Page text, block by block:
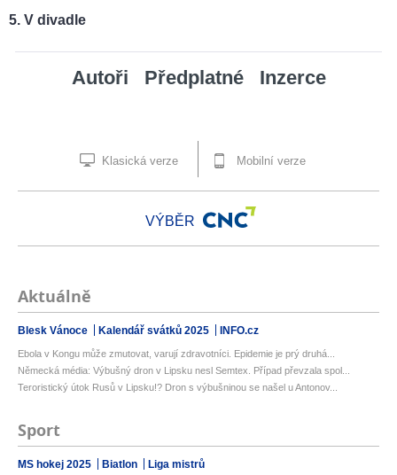
V divadle
Autoři Předplatné Inzerce
Klasická verze Mobilní verze
VÝBĚR
Aktuálně
Blesk Vánoce Kalendář svátků 2025 INFO.cz
Ebola v Kongu může zmutovat, varují zdravotníci. Epidemie je prý druhá...
Německá média: Výbušný dron v Lipsku nesl Semtex. Případ převzala spol...
Teroristický útok Rusů v Lipsku!? Dron s výbušninou se našel u Antonov...
Sport
MS hokej 2025 Biatlon Liga mistrů